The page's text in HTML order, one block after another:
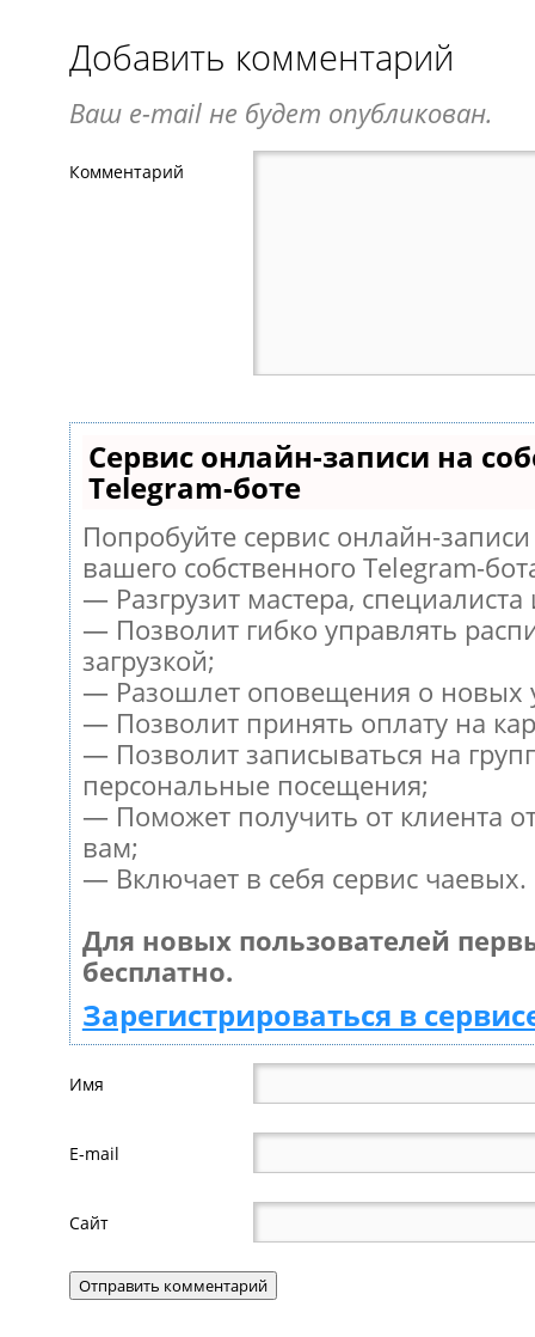
Добавить комментарий
Ваш e-mail не будет опубликован.
Комментарий
Сервис онлайн-записи на
Telegram-боте
Попробуйте сервис онлайн-
вашего собственного Telegram-
— Разгрузит мастера,
— Позволит гибко управлять
загрузкой;
— Разошлет оповещения о новых
— Позволит принять оплату на
— Позволит записываться на
персональные посещения;
— Поможет получить от клиента
вам;
— Включает в себя сервис чаевых.
Для новых пользователей
бесплатно.
Зарегистрироваться в
Имя
E-mail
Сайт